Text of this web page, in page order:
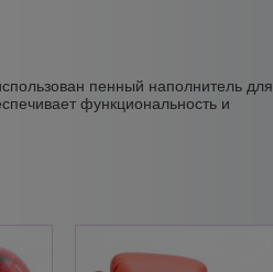
пенный наполнитель для
функциональность и